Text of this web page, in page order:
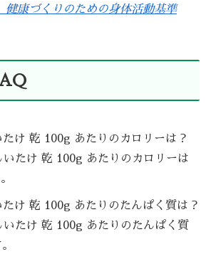
康づくりのための身体活動基準
け 乾 100g あたりのカロリーは？
いたけ 乾 100g あたりのカロリーは
け 乾 100g あたりのたんぱく質は？
いたけ 乾 100g あたりのたんぱく質